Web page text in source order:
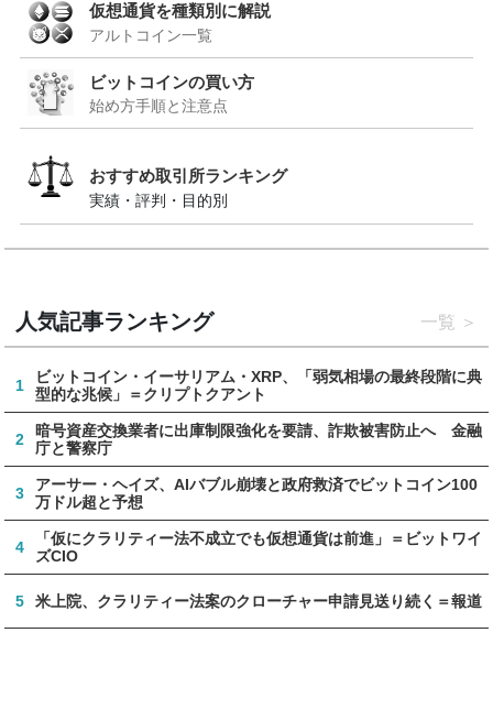
仮想通貨を種類別に解説
アルトコイン一覧
ビットコインの買い方
始め方手順と注意点
おすすめ取引所ランキング
実績・評判・目的別
人気記事ランキング 一覧
1
ビットコイン・イーサリアム・XRP、「弱気相場の最終段階に典
型的な兆候」＝クリプトクアント
2
暗号資産交換業者に出庫制限強化を要請、詐欺被害防止へ 金融
庁と警察庁
3
アーサー・ヘイズ、AIバブル崩壊と政府救済でビットコイン100
万ドル超と予想
4
「仮にクラリティー法不成立でも仮想通貨は前進」＝ビットワイ
ズCIO
5 米上院、クラリティー法案のクローチャー申請見送り続く＝報道